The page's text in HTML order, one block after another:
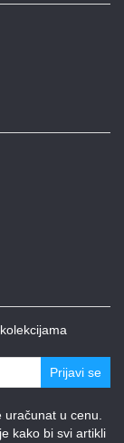
Prijavi se
u cenu.
kako bi svi artikli